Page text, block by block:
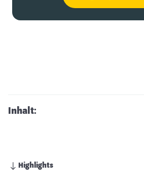
Inhalt:
Highlights